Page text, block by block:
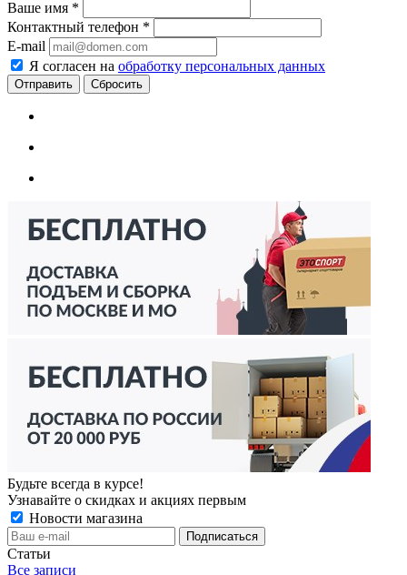
Ваше имя *
Контактный телефон *
E-mail
Я согласен на обработку персональных данных
Сбросить
Будьте всегда в курсе!
Узнавайте о скидках и акциях первым
Новости магазина
Статьи
Все записи